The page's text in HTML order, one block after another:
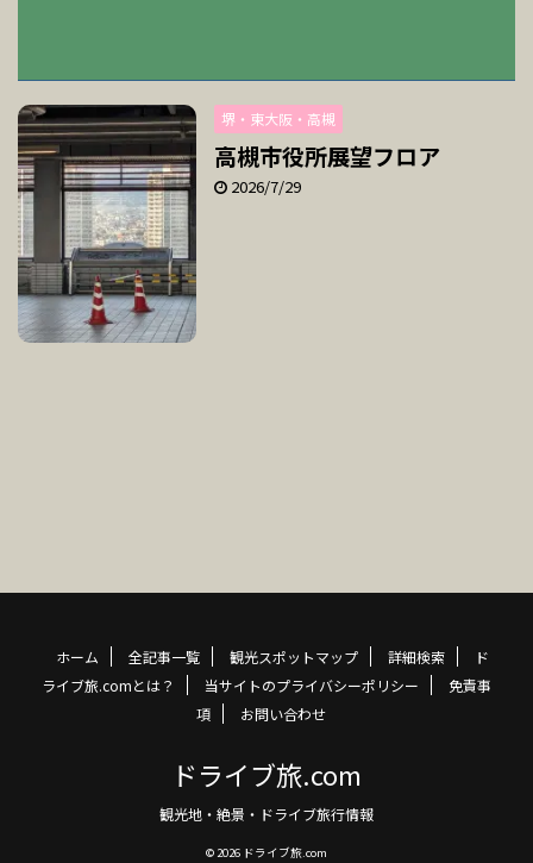
堺・東大阪・高槻
高槻市役所展望フロア
2026/7/29
ホーム 全記事一覧 観光スポットマップ 詳細検索
ド
ライブ旅.comとは？
当サイトのプライバシーポリシー
免責事
項
お問い合わせ
ドライブ旅.com
観光地・絶景・ドライブ旅行情報
© 2026 ドライブ旅.com